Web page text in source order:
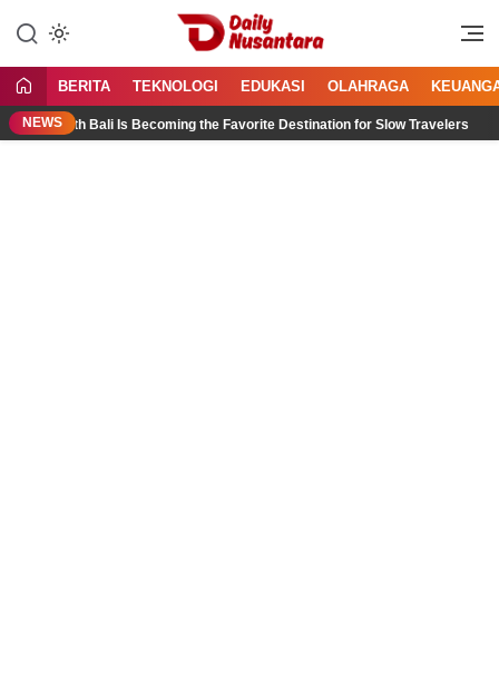
konten
Daily Nusantara
Menyajikan Fakta, Menginspirasi
BERITA TEKNOLOGI EDUKASI OLAHRAGA
NEWS
North Bali Is Becoming the Favorite Destination for Slow Travelers